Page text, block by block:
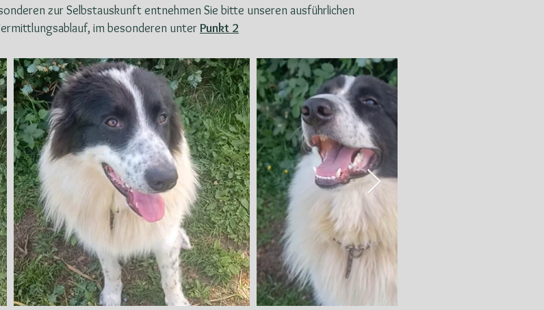
zur Selbstauskunft entnehmen Sie bitte unseren ausführlichen
im besonderen unterPunkt 2